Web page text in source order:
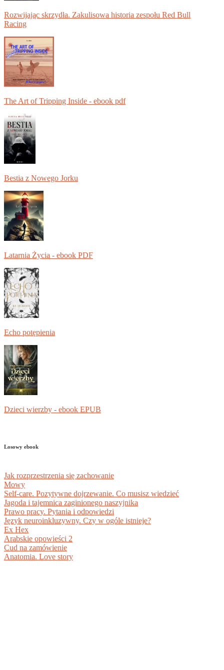
Rozwijając skrzydła. Zakulisowa historia zespołu Red Bull
Racing
The Art of Tripping Inside - ebook pdf
Bestia z Nowego Jorku
Latarnia Życia - ebook PDF
Echo potępienia
Dzieci wierzby - ebook EPUB
Losowy ebook
Jak rozprzestrzenia się zachowanie
Mowy
Self-care. Pozytywne dojrzewanie. Co musisz wiedzieć
Jagoda i tajemnica zaginionego naszyjnika
Prawo pracy. Pytania i odpowiedzi
Język neuroinkluzywny. Czy w ogóle istnieje?
Ex Hex
Arabskie opowieści 2
Cud na zamówienie
Anatomia. Love story